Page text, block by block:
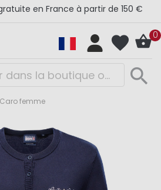
gratuite en France à partir de 150 €
0
femme